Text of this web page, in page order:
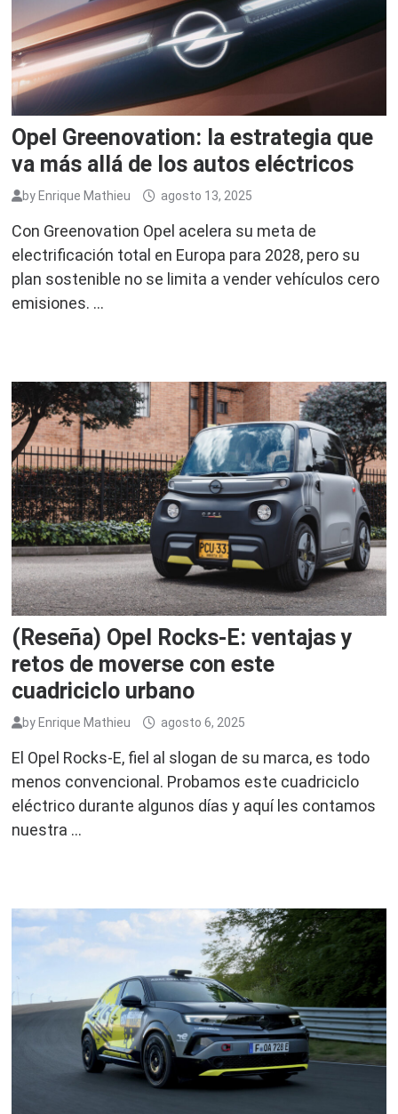
Opel Greenovation: la estrategia que
va más allá de los autos eléctricos
by Enrique Mathieu agosto 13, 2025
Con Greenovation Opel acelera su meta de
electrificación total en Europa para 2028, pero su
plan sostenible no se limita a vender vehículos cero
emisiones. …
(Reseña) Opel Rocks-E: ventajas y
retos de moverse con este
cuadriciclo urbano
by Enrique Mathieu agosto 6, 2025
El Opel Rocks-E, fiel al slogan de su marca, es todo
menos convencional. Probamos este cuadriciclo
eléctrico durante algunos días y aquí les contamos
nuestra …